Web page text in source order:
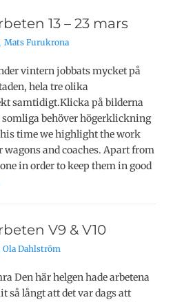
13 – 23 mars
Mats Furukrona
vintern jobbats mycket på
hela tre olika
samtidigt.Klicka på bilderna
behöver högerklickning
time we highlight the work
wagons and coaches. Apart from
in order to keep them in good
V9 & V10
Ola Dahlström
Den här helgen hade arbetena
så långt att det var dags att